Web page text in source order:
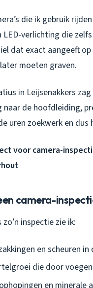
die ik gebruik
LED-verlichting die
dat exact aangeeft
moeten graven.
in Leijsenakkers
naar de hoofdleiding,
uren zoekwerk en dus
voor camera-
camera-
zo’n inspectie zie ik:
en scheuren in
die door
en minerale